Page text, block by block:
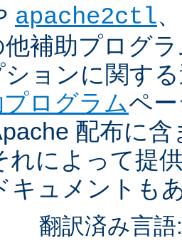
apache2ctl
補助プログ
ションに関す
ログラムペ
配布に
れによって提
キュメントも
翻訳済み言